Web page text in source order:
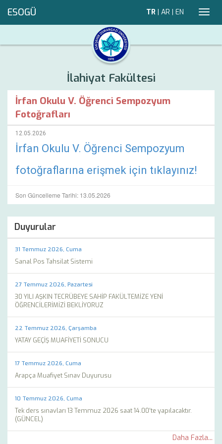
ESOGÜ TR | AR | EN
İlahiyat Fakültesi
İrfan Okulu V. Öğrenci Sempozyum
Fotoğrafları
12.05.2026
İrfan Okulu V. Öğrenci Sempozyum
fotoğraflarına erişmek için tıklayınız!
Son Güncelleme Tarihi: 13.05.2026
Duyurular
31 Temmuz 2026, Cuma
Sanal Pos Tahsilat Sistemi
27 Temmuz 2026, Pazartesi
30 YILI AŞKIN TECRÜBEYE SAHİP FAKÜLTEMİZE YENİ
ÖĞRENCİLERİMİZİ BEKLİYORUZ
22 Temmuz 2026, Çarşamba
YATAY GEÇİŞ MUAFİYETİ SONUCU
17 Temmuz 2026, Cuma
Arapça Muafiyet Sınav Duyurusu
10 Temmuz 2026, Cuma
Tek ders sınavları 13 Temmuz 2026 saat 14.00’te yapılacaktır.
(GÜNCEL)
Daha Fazla...